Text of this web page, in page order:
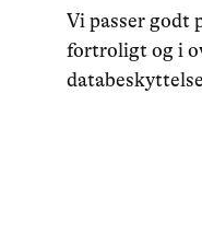
Vi passer godt
fortroligt og i